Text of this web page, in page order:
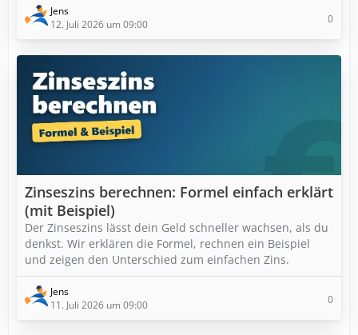
Jens
12. Juli 2026 um 09:00
0
Zinseszins berechnen: Formel einfach erklärt
(mit Beispiel)
Der Zinseszins lässt dein Geld schneller wachsen, als du
denkst. Wir erklären die Formel, rechnen ein Beispiel
und zeigen den Unterschied zum einfachen Zins.
Jens
11. Juli 2026 um 09:00
0